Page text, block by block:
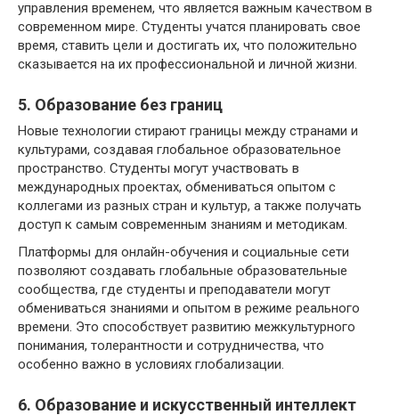
управления временем, что является важным качеством в
современном мире. Студенты учатся планировать свое
время, ставить цели и достигать их, что положительно
сказывается на их профессиональной и личной жизни.
5. Образование без границ
Новые технологии стирают границы между странами и
культурами, создавая глобальное образовательное
пространство. Студенты могут участвовать в
международных проектах, обмениваться опытом с
коллегами из разных стран и культур, а также получать
доступ к самым современным знаниям и методикам.
Платформы для онлайн-обучения и социальные сети
позволяют создавать глобальные образовательные
сообщества, где студенты и преподаватели могут
обмениваться знаниями и опытом в режиме реального
времени. Это способствует развитию межкультурного
понимания, толерантности и сотрудничества, что
особенно важно в условиях глобализации.
6. Образование и искусственный интеллект